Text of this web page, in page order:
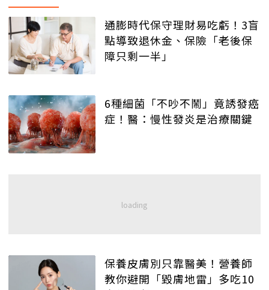
通膨時代保守理財易吃虧！3盲
點導致退休金、保險「老後保
障只剩一半」
6種細菌「不吵不鬧」竟誘發癌
症！醫：慢性發炎是治療關鍵
保養皮膚別只靠醫美！營養師
教你避開「毀膚地雷」多吃10